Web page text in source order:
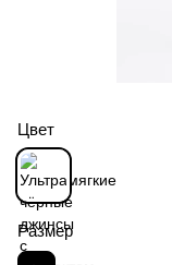
Цвет
Размер